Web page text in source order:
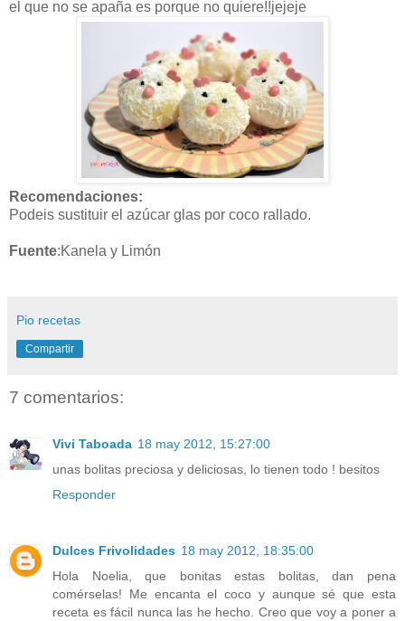
el que no se apaña es porque no quiere!!jejeje
Recomendaciones:
Podeis sustituir el azúcar glas por coco rallado.
Fuente:Kanela y Limón
Pio recetas
Compartir
7 comentarios:
Vivi Taboada 18 may 2012, 15:27:00
unas bolitas preciosa y deliciosas, lo tienen todo ! besitos
Responder
Dulces Frivolidades 18 may 2012, 18:35:00
Hola Noelia, que bonitas estas bolitas, dan pena
comérselas! Me encanta el coco y aunque sé que esta
receta es fácil nunca las he hecho. Creo que voy a poner a